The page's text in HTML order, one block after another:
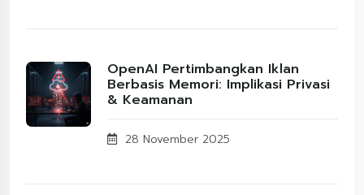
OpenAI Pertimbangkan Iklan
Berbasis Memori: Implikasi Privasi
& Keamanan
28 November 2025